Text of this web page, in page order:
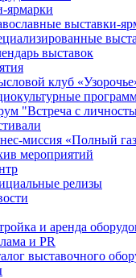
ярмарки
выставки-
выставок
клуб
"Встреча с
миссия «Полный
мероприятий
релизы
и аренда
и PR
выставочного